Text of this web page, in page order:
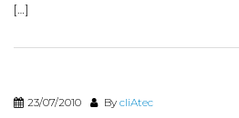
[…]
23/07/2010 BycliAtec